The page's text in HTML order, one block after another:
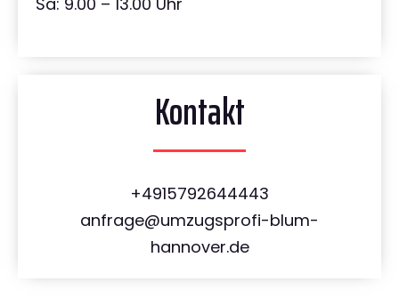
Kontakt
+4915792644443
anfrage@umzugsprofi-blum-
hannover.de